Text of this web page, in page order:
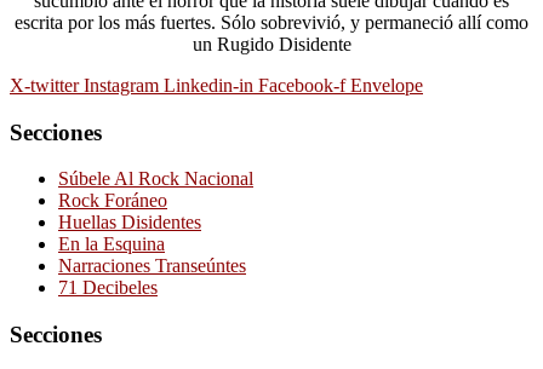
escrita por los más fuertes. Sólo sobrevivió, y permaneció allí como
un Rugido Disidente
X-twitter Instagram Linkedin-in Facebook-f Envelope
Secciones
Súbele Al Rock Nacional
Rock Foráneo
Huellas Disidentes
En la Esquina
Narraciones Transeúntes
71 Decibeles
Secciones